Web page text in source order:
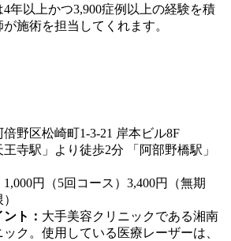
年以上かつ3,900症例以上の経験を積
施術を担当してくれます。
倍野区松崎町1-3-21 岸本ビル8F
王寺駅」より徒歩2分 「阿部野橋駅」
1,000円（5回コース）3,400円（無期
ト： 大手美容クリニックである湘南
ク。使用している医療レーザーは、